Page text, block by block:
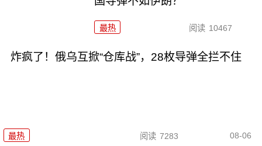
最热 阅读 10467
炸疯了！俄乌互掀“仓库战”，28枚导弹全拦不住
最热 阅读 7283 08-06